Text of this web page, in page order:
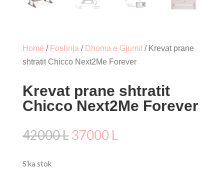
Home / Foshnja / Dhoma e Gjumit/ Krevat prane
shtratit Chicco Next2Me Forever
Krevat prane shtratit
Chicco Next2Me Forever
42000LÇmimi
37000 L
S’ka stok